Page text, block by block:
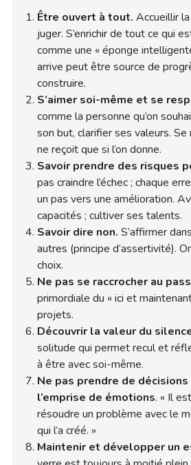
Être ouvert à tout. Accueillir
juger. S’enrichir de tout ce qui
comme une « éponge
arrive peut être source de
construire.
S’aimer soi-même et se
comme la personne qu’on
son but, clarifier ses valeurs. Se
ne reçoit que si l’on donne.
Savoir prendre des risques
pas craindre l’échec ; chaque
un pas vers une amélioration.
capacités ; cultiver ses talents.
Savoir dire non. S’affirmer
autres (principe d’assertivité).
choix.
Ne pas se raccrocher au
primordiale du « ici et
projets.
Découvrir la valeur du
solitude qui permet recul et
à être avec soi-même.
Ne pas prendre de décisions
l’emprise de émotions. « Il
résoudre un problème avec le
qui l’a créé. »
Maintenir et développer un